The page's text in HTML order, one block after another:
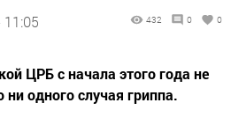
432 0 0
ЦРБ с начала этого года не
одного случая гриппа.